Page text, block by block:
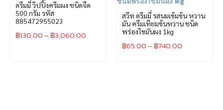
ดรีมมี่ วิปปิ้งครีมผง ชนิดจืด
500 กรัม รหัส
885472955023
฿130.00– ฿3,060.00
สวีท ดรีมมี่ รสนมเข้มข้น หวาน
มัน ครีมเทียมข้นหวาน ชนิด
พร่องไขมันผง 1kg
฿65.00– ฿740.00